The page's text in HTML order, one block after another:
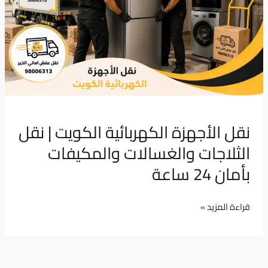
نقل الأجهزة الكهربائية الكويت | نقل
الثلاجات والغسالات والمكيفات
بأمان 24 ساعة
نقل
الثلاجات
والغسالات
والمكيفات
بأمان
ساعة
قراءة المزيد »